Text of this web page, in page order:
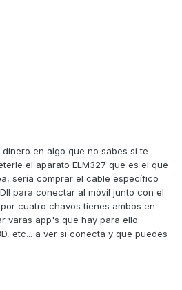
en algo que no sabes si te
el aparato ELM327 que es el que
sería comprar el cable específico
para conectar al móvil junto con el
cuatro chavos tienes ambos en
varas app's que hay para ello:
etc... a ver si conecta y que puedes